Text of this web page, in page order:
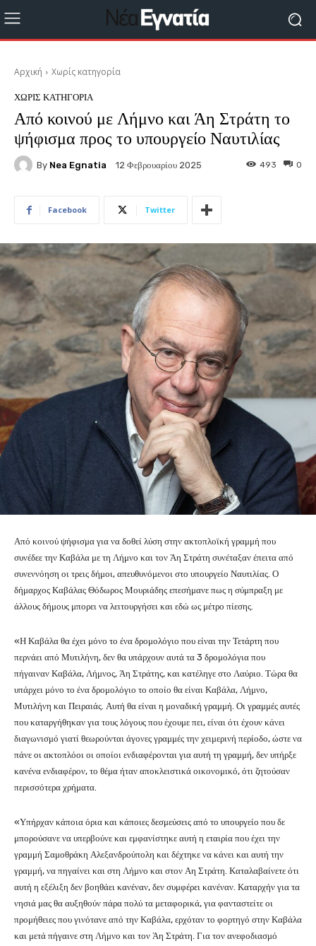
Αρχική Χωρίς κατηγορία
ΧΩΡΊΣ ΚΑΤΗΓΟΡΊΑ
Από κοινού με Λήμνο και Άη Στράτη το
ψήφισμα προς το υπουργείο Ναυτιλίας
By Nea Egnatia 12 Φεβρουαρίου 2025 0
493
Facebook Twitter
Από κοινού ψήφισμα για να δοθεί λύση στην ακτοπλοϊκή γραμμή που
συνέδεε την Καβάλα με τη Λήμνο και τον Άη Στράτη συνέταξαν έπειτα από
συνεννόηση οι τρεις δήμοι, απευθυνόμενοι στο υπουργείο Ναυτιλίας. Ο
δήμαρχος Καβάλας Θόδωρος Μουριάδης επεσήμανε πως η σύμπραξη με
άλλους δήμους μπορει να λειτουργήσει και εδώ ως μέτρο πίεσης.
«Η Καβάλα θα έχει μόνο το ένα δρομολόγιο που είναι την Τετάρτη που
περνάει από Μυτιλήνη, δεν θα υπάρχουν αυτά τα 3 δρομολόγια που
πήγαιναν Καβάλα, Λήμνος, Άη Στράτης, και κατέληγε στο Λαύριο. Τώρα θα
υπάρχει μόνο το ένα δρομολόγιο το οποίο θα είναι Καβάλα, Λήμνο,
Μυτιλήνη και Πειραιάς. Αυτή θα είναι η μοναδική γραμμή. Οι γραμμές αυτές
που καταργήθηκαν για τους λόγους που έχουμε πει, είναι ότι έχουν κάνει
διαγωνισμό γιατί θεωρούνται άγονες γραμμές την χειμερινή περίοδο, ώστε να
πάνε οι ακτοπλόοι οι οποίοι ενδιαφέρονται για αυτή τη γραμμή, δεν υπήρξε
κανένα ενδιαφέρον, το θέμα ήταν αποκλειστικά οικονομικό, ότι ζητούσαν
περισσότερα χρήματα.
«Υπήρχαν κάποια όρια και κάποιες δεσμεύσεις από το υπουργείο που δε
μπορούσανε να υπερβούνε και εμφανίστηκε αυτή η εταιρία που έχει την
γραμμή Σαμοθράκη Αλεξανδρούπολη και δέχτηκε να κάνει και αυτή την
γραμμή, να πηγαίνει και στη Λήμνο και στον Αη Στράτη. Καταλαβαίνετε ότι
αυτή η εξέλιξη δεν βοηθάει κανέναν, δεν συμφέρει κανέναν. Καταρχήν για τα
νησιά μας θα αυξηθούν πάρα πολύ τα μεταφορικά, για φανταστείτε οι
προμήθειες που γινότανε από την Καβάλα, ερχόταν το φορτηγό στην Καβάλα
και μετά πήγαινε στη Λήμνο και τον Άη Στράτη. Για τον ανεφοδιασμό